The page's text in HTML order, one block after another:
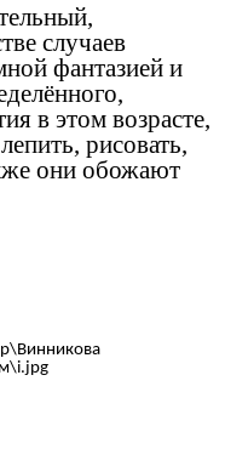
случаев
фантазией и
в этом возрасте,
рисовать,
они обожают